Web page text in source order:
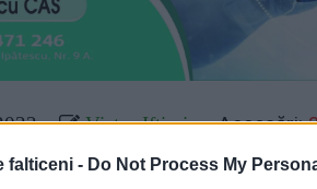
falticeni - Do Not Process My
Victor IftimieAccesări:
de oamenii legii. Poliţiştii